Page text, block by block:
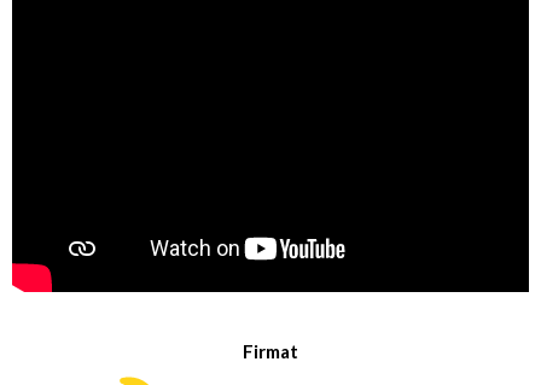
Firmat